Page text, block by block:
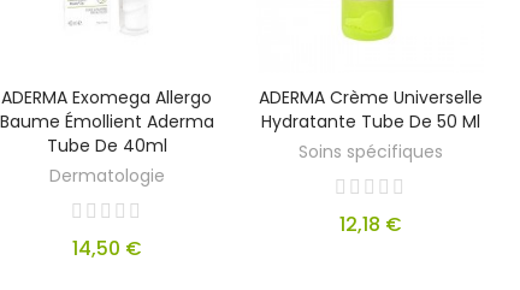
ADERMA Exomega Allergo
Baume Émollient Aderma
Tube De 40ml
Dermatologie
14,50 €
ADERMA Crème Universelle
Hydratante Tube De 50 Ml
Soins spécifiques
12,18 €